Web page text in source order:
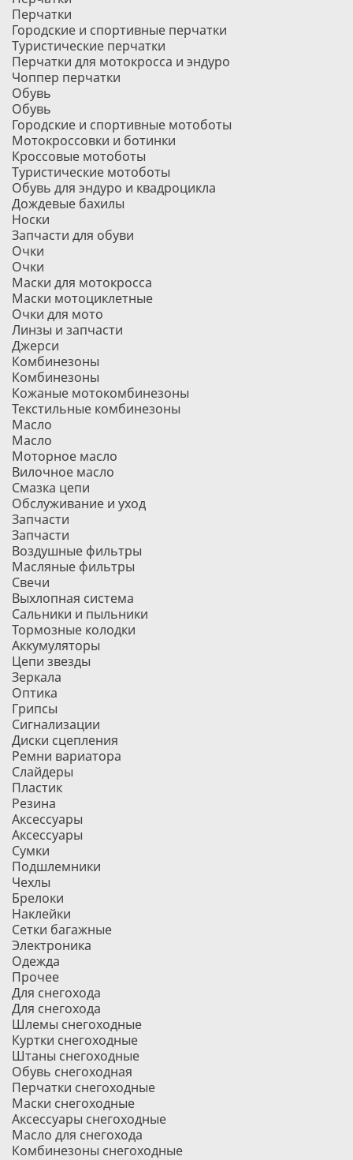
Перчатки
Городские и спортивные перчатки
Туристические перчатки
Перчатки для мотокросса и эндуро
Чоппер перчатки
Обувь
Обувь
Городские и спортивные мотоботы
Мотокроссовки и ботинки
Кроссовые мотоботы
Туристические мотоботы
Обувь для эндуро и квадроцикла
Дождевые бахилы
Носки
Запчасти для обуви
Очки
Очки
Маски для мотокросса
Маски мотоциклетные
Очки для мото
Линзы и запчасти
Джерси
Комбинезоны
Комбинезоны
Кожаные мотокомбинезоны
Текстильные комбинезоны
Масло
Масло
Моторное масло
Вилочное масло
Смазка цепи
Обслуживание и уход
Запчасти
Запчасти
Воздушные фильтры
Масляные фильтры
Свечи
Выхлопная система
Сальники и пыльники
Тормозные колодки
Аккумуляторы
Цепи звезды
Зеркала
Оптика
Грипсы
Сигнализации
Диски сцепления
Ремни вариатора
Слайдеры
Пластик
Резина
Аксессуары
Аксессуары
Сумки
Подшлемники
Чехлы
Брелоки
Наклейки
Сетки багажные
Электроника
Одежда
Прочее
Для снегохода
Для снегохода
Шлемы снегоходные
Куртки снегоходные
Штаны снегоходные
Обувь снегоходная
Перчатки снегоходные
Маски снегоходные
Аксессуары снегоходные
Масло для снегохода
Комбинезоны снегоходные